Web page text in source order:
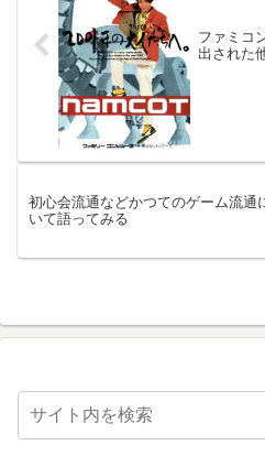
ファミコ
出された
初心会流通などかつてのゲーム流通
いて語ってみる